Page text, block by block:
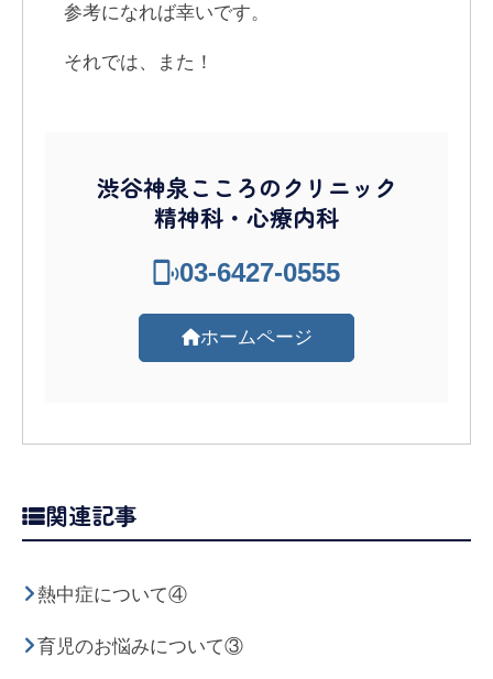
参考になれば幸いです。
それでは、また！
渋谷神泉こころのクリニック
精神科・心療内科
03-6427-0555
ホームページ
関連記事
熱中症について④
育児のお悩みについて③